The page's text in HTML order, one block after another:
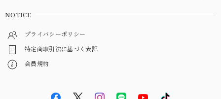
NOTICE
プライバシーポリシー
特定商取引法に基づく表記
会員規約